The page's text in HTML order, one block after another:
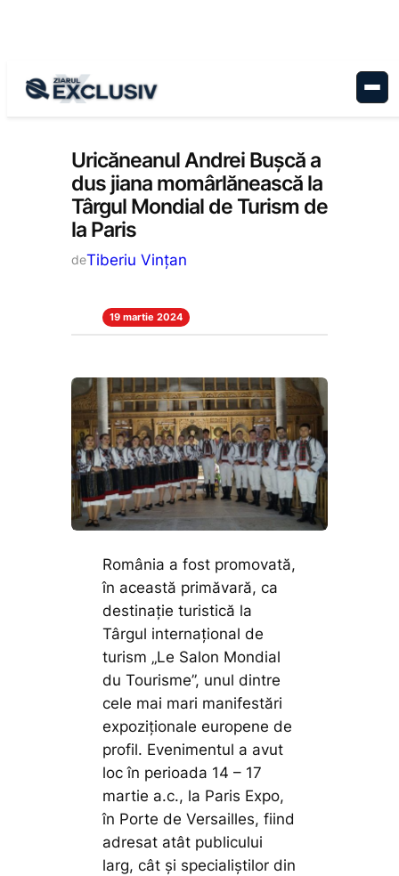
Cultură, Stiri la zi
Uricăneanul Andrei Bușcă a
dus jiana momârlănească la
Târgul Mondial de Turism de
la Paris
deTiberiu Vințan
19 martie 2024
România a fost promovată,
în această primăvară, ca
destinație turistică la
Târgul internațional de
turism „Le Salon Mondial
du Tourisme”, unul dintre
cele mai mari manifestări
expoziționale europene de
profil. Evenimentul a avut
loc în perioada 14 – 17
martie a.c., la Paris Expo,
în Porte de Versailles, fiind
adresat atât publicului
larg, cât și specialiștilor din